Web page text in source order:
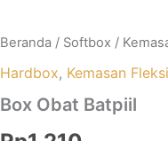
Beranda / Softbox /
Hardbox, Kemasan
Box Obat Batpiil
Kuantitas
Obat